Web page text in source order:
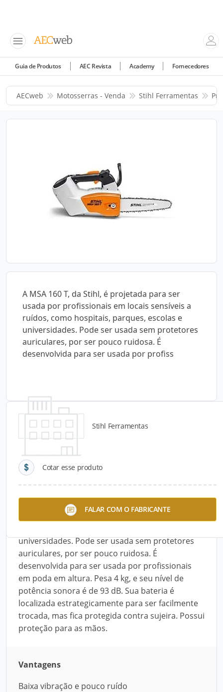
Guia de Produtos AEC Revista Academy Fornecedores
AECweb Motosserras - Venda Stihl Ferramentas
A MSA 160 T, da Stihl, é projetada para ser
usada por profissionais em locais sensíveis a
ruídos, como hospitais, parques, escolas e
universidades. Pode ser usada sem protetores
auriculares, por ser pouco ruidosa. É
desenvolvida para ser usada por profiss
Stihl Ferramentas
Cotar esse produto
FALAR COM O FABRICANTE
Detalhes do produto
Descrição do Produto
A MSA 160 T, da Stihl, é projetada para ser usada
por profissionais em locais sensíveis a ruídos,
universidades. Pode ser usada sem protetores
auriculares, por ser pouco ruidosa. É
desenvolvida para ser usada por profissionais
em poda em altura. Pesa 4 kg, e seu nível de
potência sonora é de 93 dB. Sua bateria é
localizada estrategicamente para ser facilmente
trocada, mas fica protegida contra sujeira. Possui
proteção para as mãos.
Vantagens
Baixa vibração e pouco ruído